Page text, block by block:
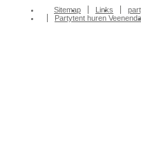
Sitemap Links
Partytent huren